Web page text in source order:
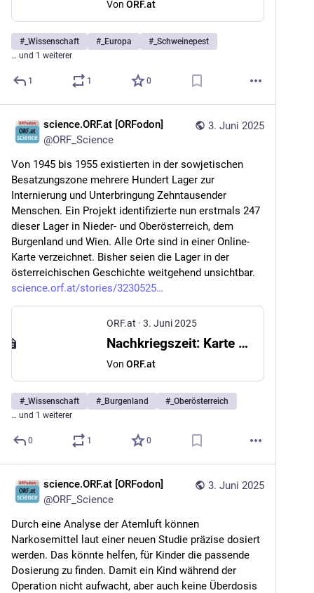
Von ORF.at
# _Wissenschaft # _Europa # _Schweinepest
… und 1 weiterer
1 1 0
3. Juni 2025
science.ORF.at [ORFodon]
@ORF_Science
Von 1945 bis 1955 existierten in der sowjetischen
Besatzungszone mehrere Hundert Lager zur
Internierung und Unterbringung Zehntausender
Menschen. Ein Projekt identifizierte nun erstmals 247
dieser Lager in Nieder- und Oberösterreich, dem
Burgenland und Wien. Alle Orte sind in einer Online-
Karte verzeichnet. Bisher seien die Lager in der
österreichischen Geschichte weitgehend unsichtbar.
science.orf.at/stories/3230525
ORF.at · 3. Juni 2025
Nachkriegszeit: Karte zeigt Lager in sowjetischer Besatzungszone
Von ORF.at
# _Wissenschaft # _Burgenland # _Oberösterreich
… und 1 weiterer
0 1 0
3. Juni 2025
science.ORF.at [ORFodon]
@ORF_Science
Durch eine Analyse der Atemluft können
Narkosemittel laut einer neuen Studie präzise dosiert
werden. Das könnte helfen, für Kinder die passende
Dosierung zu finden. Damit ein Kind während der
Operation nicht aufwacht, aber auch keine Überdosis